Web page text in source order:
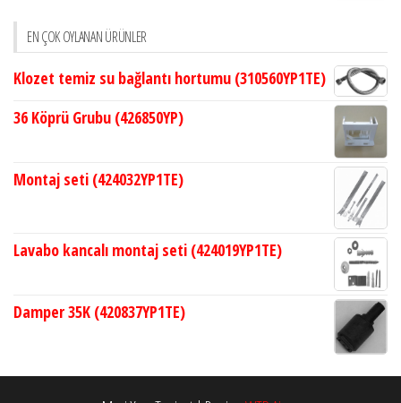
EN ÇOK OYLANAN ÜRÜNLER
Klozet temiz su bağlantı hortumu (310560YP1TE)
36 Köprü Grubu (426850YP)
Montaj seti (424032YP1TE)
Lavabo kancalı montaj seti (424019YP1TE)
Damper 35K (420837YP1TE)